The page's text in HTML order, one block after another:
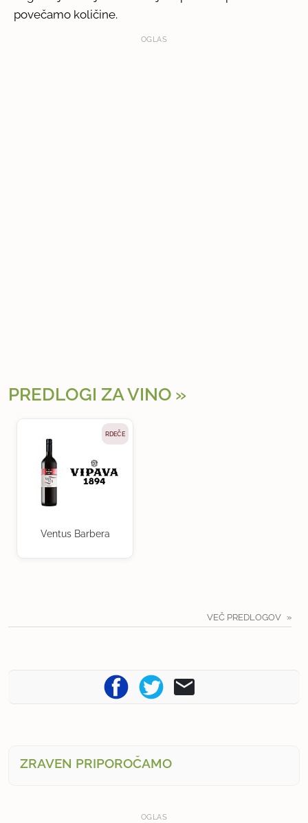
povečamo količine.
OGLAS
PREDLOGI ZA VINO
RDEČE
Ventus Barbera
VEČ PREDLOGOV
ZRAVEN PRIPOROČAMO
OGLAS